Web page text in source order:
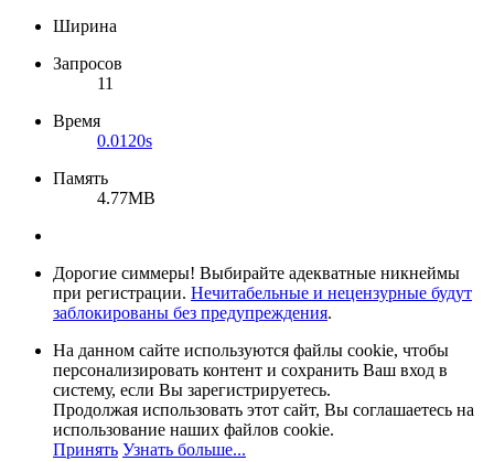
Ширина
Запросов
11
Время
0.0120s
Память
4.77MB
Дорогие симмеры! Выбирайте адекватные никнеймы
при регистрации. Нечитабельные и нецензурные будут
заблокированы без предупреждения.
На данном сайте используются файлы cookie, чтобы
персонализировать контент и сохранить Ваш вход в
систему, если Вы зарегистрируетесь.
Продолжая использовать этот сайт, Вы соглашаетесь на
использование наших файлов cookie.
Принять Узнать больше...